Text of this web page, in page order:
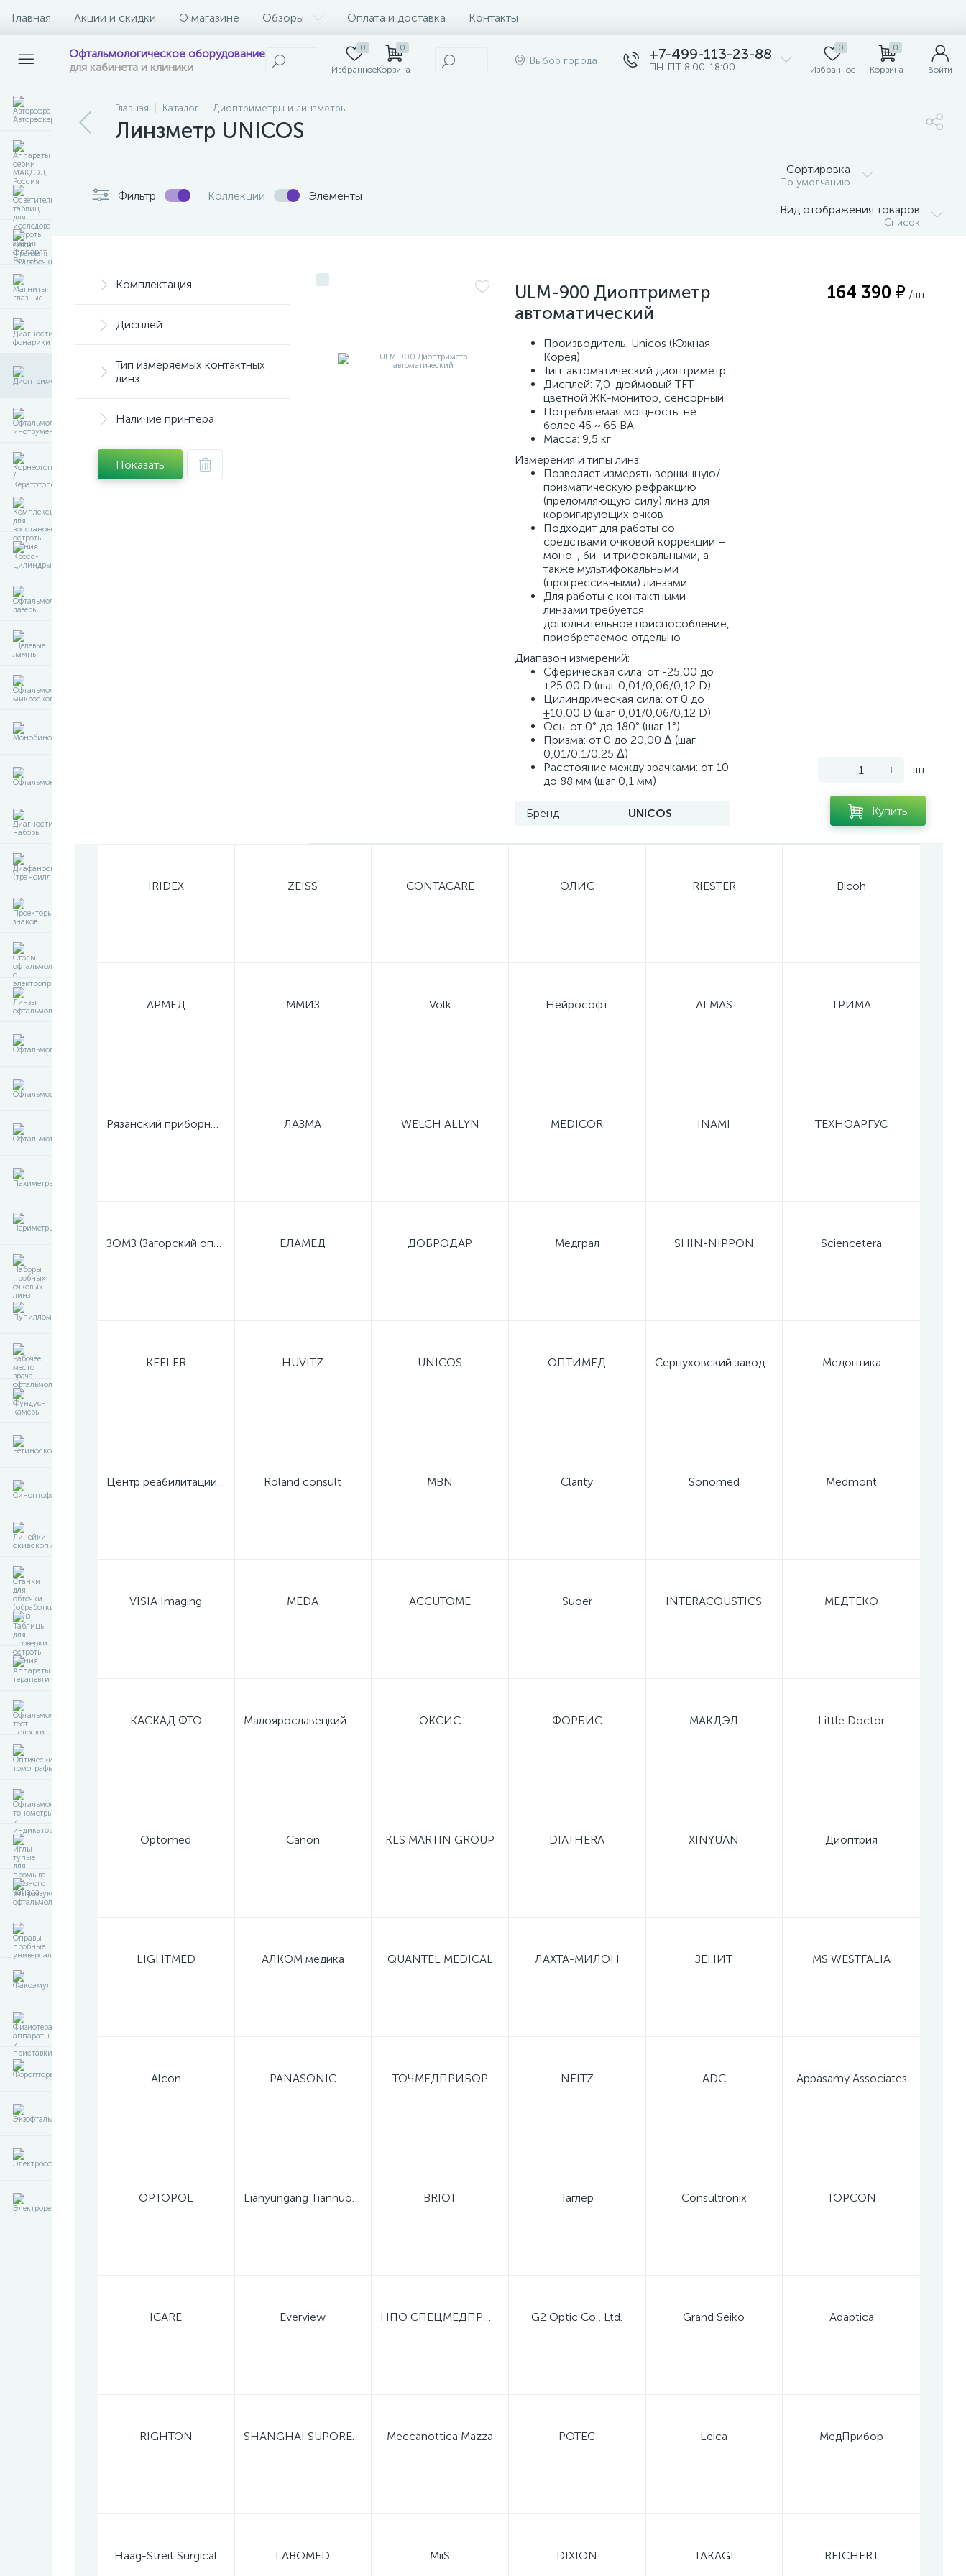
Главная Акции и скидки О магазине Обзоры Оплата и доставка Контакты
Офтальмологическое оборудование
для кабинета и клиники
0
Избранное
0
Корзина
Выбор города +7-499-113-23-88
ПН-ПТ 8:00-18:00
0
Избранное
0
Корзина Войти
Главная Каталог Диоптриметры и линзметры
Линзметр UNICOS
Фильтр Коллекции Элементы
Сортировка
По умолчанию
Вид отображения товаров
Список
Комплектация
Дисплей
Тип измеряемых контактных
линз
Наличие принтера
Показать
ULM-900 Диоптриметр
автоматический
Производитель: Unicos (Южная
Корея)
Тип: автоматический диоптриметр
Дисплей: 7,0-дюймовый TFT
цветной ЖК-монитор, сенсорный
Потребляемая мощность: не
более 45 ~ 65 ВА
Масса: 9,5 кг
Измерения и типы линз:
Позволяет измерять вершинную/
призматическую рефракцию
(преломляющую силу) линз для
корригирующих очков
Подходит для работы со
средствами очковой коррекции –
моно-, би- и трифокальными, а
также мультифокальными
(прогрессивными) линзами
Для работы с контактными
линзами требуется
дополнительное приспособление,
приобретаемое отдельно
Диапазон измерений:
Сферическая сила: от -25,00 до
+25,00 D (шаг 0,01/0,06/0,12 D)
Цилиндрическая сила: от 0 до
±10,00 D (шаг 0,01/0,06/0,12 D)
Ось: от 0° до 180° (шаг 1°)
Призма: от 0 до 20,00 Δ (шаг
0,01/0,1/0,25 Δ)
Расстояние между зрачками: от 10
до 88 мм (шаг 0,1 мм)
Бренд UNICOS
164 390 ₽ /шт
- + шт
Купить
IRIDEX ZEISS CONTACARE ОЛИС RIESTER Bicoh
АРМЕД ММИЗ Volk Нейрософт ALMAS ТРИМА
Рязанский приборный завод ЛАЗМА WELCH ALLYN MEDICOR INAMI ТЕХНОАРГУС
ЗОМЗ (Загорский оптико-механический завод) ЕЛАМЕД ДОБРОДАР Медграл SHIN-NIPPON Sciencetera
KEELER HUVITZ UNICOS ОПТИМЕД Серпуховский завод "Металлист" Медоптика
Центр реабилитации зрения профессора Дембского Roland consult MBN Clarity Sonomed Medmont
VISIA Imaging MEDA ACCUTOME Suoer INTERACOUSTICS МЕДТЕКО
КАСКАД ФТО Малоярославецкий приборный завод ОКСИС ФОРБИС МАКДЭЛ Little Doctor
Optomed Canon KLS MARTIN GROUP DIATHERA XINYUAN Диоптрия
LIGHTMED АЛКОМ медика QUANTEL MEDICAL ЛАХТА-МИЛОН ЗЕНИТ MS WESTFALIA
Alcon PANASONIC ТОЧМЕДПРИБОР NEITZ ADC Appasamy Associates
OPTOPOL Lianyungang Tiannuo Optical Instrument Co., Ltd. BRIOT Таглер Consultronix TOPCON
ICARE Everview НПО СПЕЦМЕДПРИБОР G2 Optic Co., Ltd. Grand Seiko Adaptica
RIGHTON SHANGHAI SUPORE INSTRUMENTS Meccanottica Mazza POTEC Leica МедПрибор
Haag-Streit Surgical LABOMED MiiS DIXION TAKAGI REICHERT